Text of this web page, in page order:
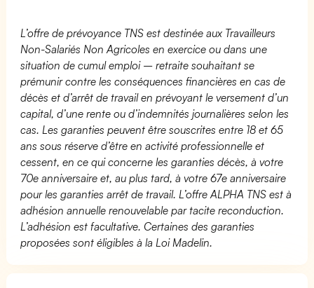
L’offre de prévoyance TNS est destinée aux Travailleurs
Non-Salariés Non Agricoles en exercice ou dans une
situation de cumul emploi – retraite souhaitant se
prémunir contre les conséquences financières en cas de
décès et d’arrêt de travail en prévoyant le versement d’un
capital, d’une rente ou d’indemnités journalières selon les
cas. Les garanties peuvent être souscrites entre 18 et 65
ans sous réserve d’être en activité professionnelle et
cessent, en ce qui concerne les garanties décès, à votre
70e anniversaire et, au plus tard, à votre 67e anniversaire
pour les garanties arrêt de travail. L’offre ALPHA TNS est à
adhésion annuelle renouvelable par tacite reconduction.
L’adhésion est facultative. Certaines des garanties
proposées sont éligibles à la Loi Madelin.